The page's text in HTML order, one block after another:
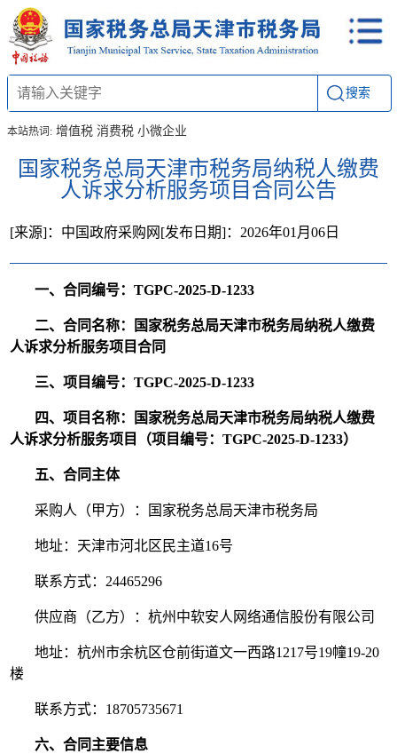
搜索
本站热词: 增值税 消费税 小微企业
国家税务总局天津市税务局纳税人缴费
人诉求分析服务项目合同公告
[发布日期]：2026年01月06日
[来源]：中国政府采购网
一、合同编号：TGPC-2025-D-1233
二、合同名称：国家税务总局天津市税务局纳税人缴费
人诉求分析服务项目合同
三、项目编号：TGPC-2025-D-1233
四、项目名称：国家税务总局天津市税务局纳税人缴费
人诉求分析服务项目（项目编号：TGPC-2025-D-1233）
五、合同主体
采购人（甲方）：国家税务总局天津市税务局
地址：天津市河北区民主道16号
联系方式：24465296
供应商（乙方）：杭州中软安人网络通信股份有限公司
地址：杭州市余杭区仓前街道文一西路1217号19幢19-20
楼
联系方式：18705735671
六、合同主要信息